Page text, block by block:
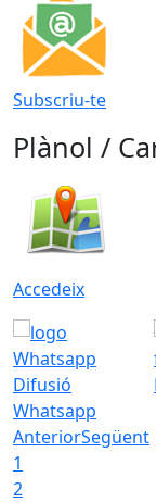
Subscriu-te
Plànol /
Accedeix
Difusió
Whatsapp
AnteriorSegüent
1
2